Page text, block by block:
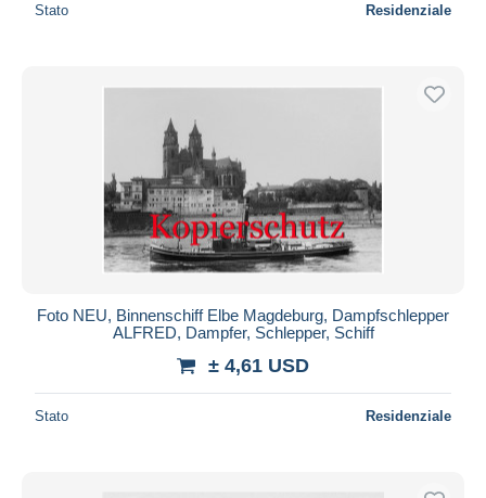
Stato Residenziale
Foto NEU, Binnenschiff Elbe Magdeburg, Dampfschlepper
ALFRED, Dampfer, Schlepper, Schiff
± 4,61 USD
Stato Residenziale